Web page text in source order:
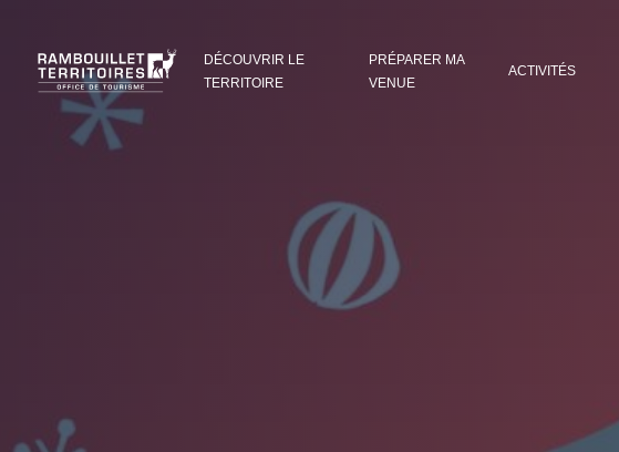
DÉCOUVRIR LE
TERRITOIRE
PRÉPARER MA
VENUE
ACTIVITÉS